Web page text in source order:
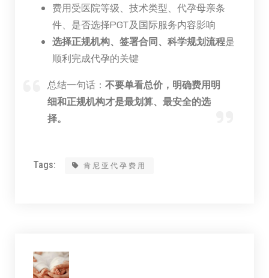
费用受医院等级、技术类型、代孕母亲条
件、是否选择PGT及国际服务内容影响
选择正规机构、签署合同、科学规划流程是
顺利完成代孕的关键
总结一句话： 不要单看总价，明确费用明
细和正规机构才是最划算、最安全的选
择。
Tags: 肯尼亚代孕费用